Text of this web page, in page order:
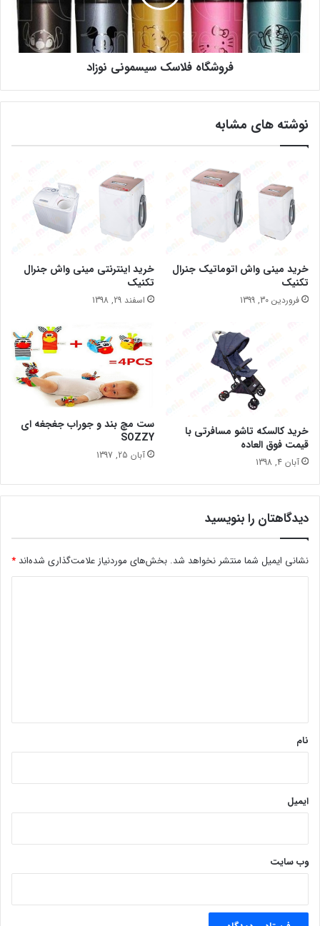
فروشگاه فلاسک سیسمونی نوزاد
نوشته های مشابه
خرید مینی واش اتوماتیک جنرال
تکنیک
فروردین 30, 1399
خرید اینترنتی مینی واش جنرال
تکنیک
اسفند 29, 1398
خرید کالسکه تاشو مسافرتی با
قیمت فوق العاده
آبان 4, 1398
ست مچ بند و جوراب جغجغه ای
SOZZY
آبان 25, 1397
دیدگاهتان را بنویسید
نشانی ایمیل شما منتشر نخواهد شد. بخش‌های موردنیاز علامت‌گذاری شده‌اند *
نام
ایمیل
وب‌ سایت